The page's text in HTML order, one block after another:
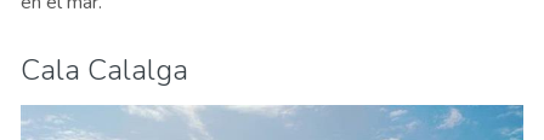
Cala Calalga